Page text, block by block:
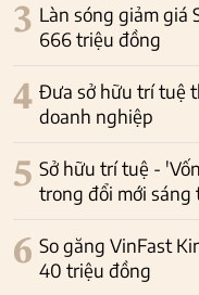
3 Làn sóng giảm giá
666 triệu đồng
4 Đưa sở hữu trí tuệ
doanh nghiệp
5 Sở hữu trí tuệ -
trong đổi mới sáng
6 So găng VinFast
40 triệu đồng